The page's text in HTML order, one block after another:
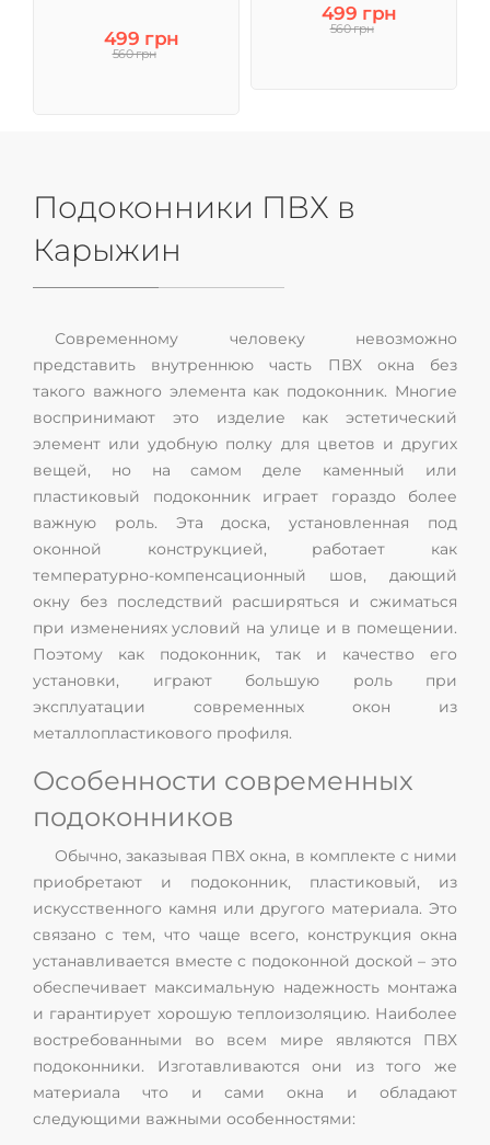
499 грн
560 грн
499 грн
560 грн
Подоконники ПВХ в
Карыжин
Современному человеку невозможно
представить внутреннюю часть ПВХ окна без
такого важного элемента как подоконник. Многие
воспринимают это изделие как эстетический
элемент или удобную полку для цветов и других
вещей, но на самом деле каменный или
пластиковый подоконник играет гораздо более
важную роль. Эта доска, установленная под
оконной конструкцией, работает как
температурно-компенсационный шов, дающий
окну без последствий расширяться и сжиматься
при изменениях условий на улице и в помещении.
Поэтому как подоконник, так и качество его
установки, играют большую роль при
эксплуатации современных окон из
металлопластикового профиля.
Особенности современных
подоконников
Обычно, заказывая ПВХ окна, в комплекте с ними
приобретают и подоконник, пластиковый, из
искусственного камня или другого материала. Это
связано с тем, что чаще всего, конструкция окна
устанавливается вместе с подоконной доской – это
обеспечивает максимальную надежность монтажа
и гарантирует хорошую теплоизоляцию. Наиболее
востребованными во всем мире являются ПВХ
подоконники. Изготавливаются они из того же
материала что и сами окна и обладают
следующими важными особенностями: